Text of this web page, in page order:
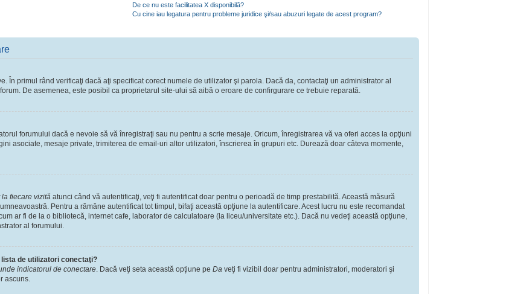
De ce nu este facilitatea X disponibilă?
Cu cine iau legatura pentru probleme juridice şi/sau abuzuri legate de acest program?
În primul rând verificaţi dacă aţi specificat corect numele de utilizator şi parola. Dacă da, contactaţi un administrator al
De asemenea, este posibil ca proprietarul site-ului să aibă o eroare de confirgurare ce trebuie reparată.
forumului dacă e nevoie să vă înregistraţi sau nu pentru a scrie mesaje. Oricum, înregistrarea vă va oferi acces la opţiuni
asociate, mesaje private, trimiterea de email-uri altor utilizatori, înscrierea în grupuri etc. Durează doar câteva momente,
fiecare vizită atunci când vă autentificaţi, veţi fi autentificat doar pentru o perioadă de timp prestabilită. Această măsură
Pentru a rămâne autentificat tot timpul, bifaţi această opţiune la autentificare. Acest lucru nu este recomandat
ar fi de la o bibliotecă, internet cafe, laborator de calculatoare (la liceu/universitate etc.). Dacă nu vedeţi această opţiune,
al forumului.
de utilizatori conectaţi?
indicatorul de conectare. Dacă veţi seta această opţiune pe Da veţi fi vizibil doar pentru administratori, moderatori şi
ascuns.